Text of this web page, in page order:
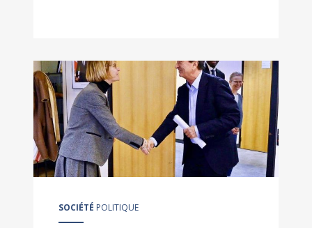
SOCIÉTÉ POLITIQUE